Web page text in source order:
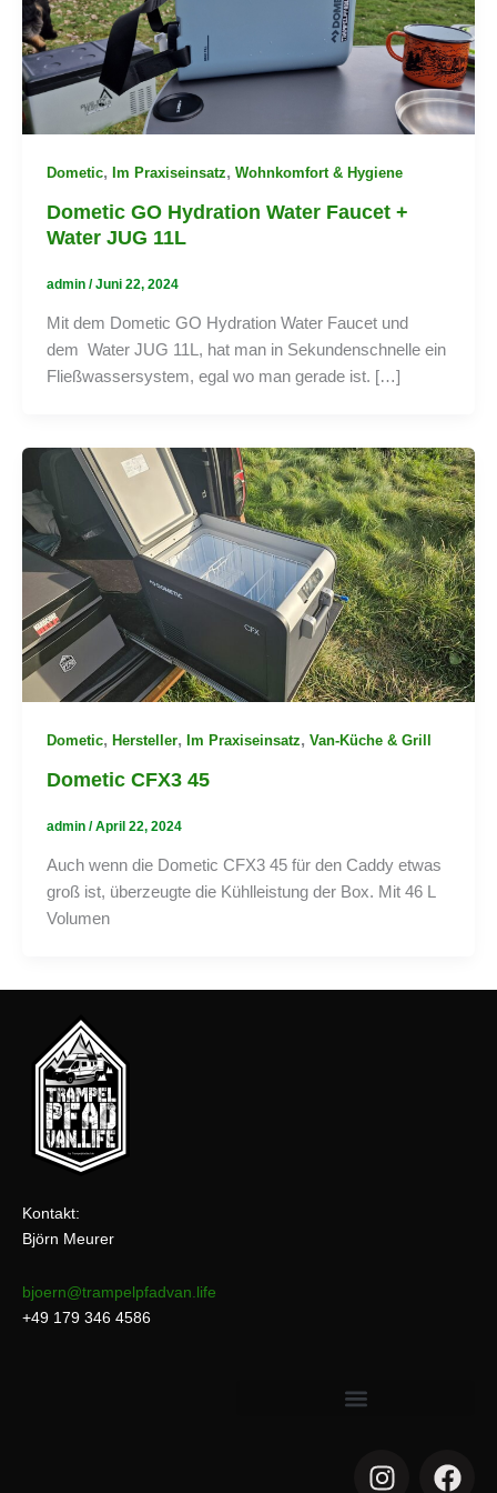
Dometic, Im Praxiseinsatz, Wohnkomfort & Hygiene
Dometic GO Hydration Water Faucet +
Water JUG 11L
admin /Juni 22, 2024
Mit dem Dometic GO Hydration Water Faucet und
dem Water JUG 11L, hat man in Sekundenschnelle ein
Fließwassersystem, egal wo man gerade ist. […]
Dometic, Hersteller, Im Praxiseinsatz, Van-Küche & Grill
Dometic CFX3 45
admin /April 22, 2024
Auch wenn die Dometic CFX3 45 für den Caddy etwas
groß ist, überzeugte die Kühlleistung der Box. Mit 46 L
Volumen
Kontakt:
Björn Meurer
bjoern@trampelpfadvan.life
+49 179 346 4586
I
F